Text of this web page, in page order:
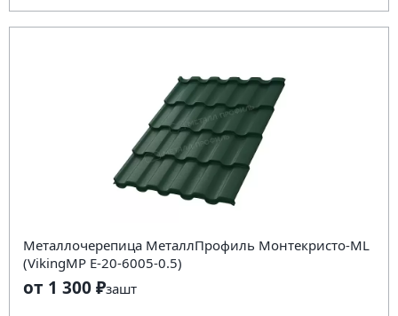
Металлочерепица МеталлПрофиль Монтекристо-ML
(VikingMP E-20-6005-0.5)
от 1 300 ₽зашт